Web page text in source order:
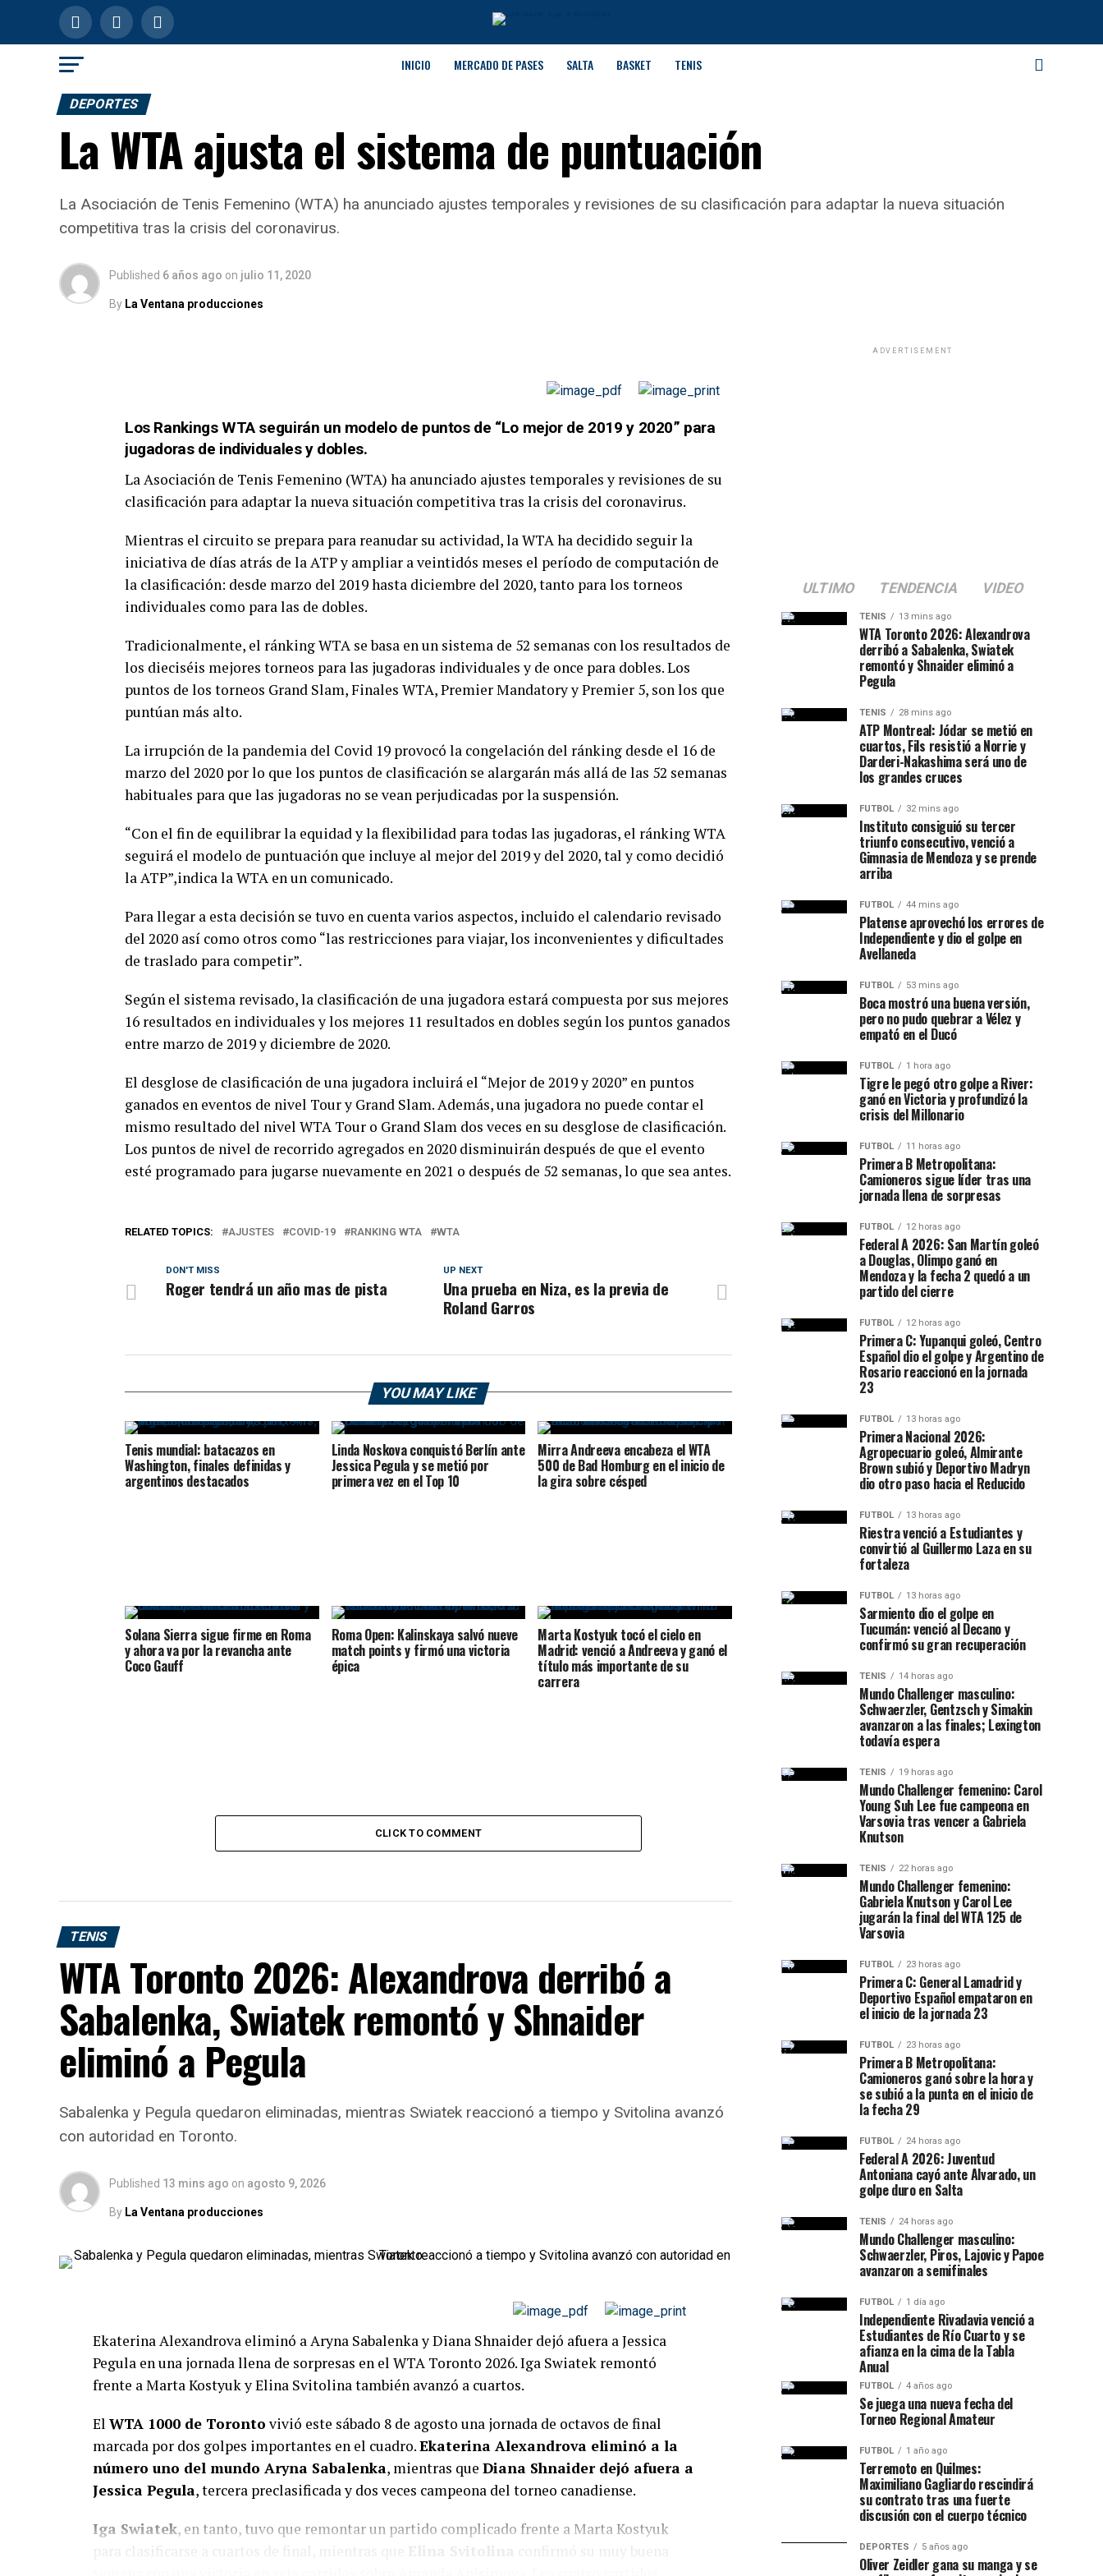
INICIO MERCADO DE PASES SALTA BASKET TENIS
DEPORTES
La WTA ajusta el sistema de puntuación
La Asociación de Tenis Femenino (WTA) ha anunciado ajustes temporales y revisiones de su clasificación para adaptar la nueva situación
competitiva tras la crisis del coronavirus.
Published 6 años ago on julio 11, 2020
By La Ventana producciones
Los Rankings WTA seguirán un modelo de puntos de “Lo mejor de 2019 y 2020” para
jugadoras de individuales y dobles.
La Asociación de Tenis Femenino (WTA) ha anunciado ajustes temporales y revisiones de su
clasificación para adaptar la nueva situación competitiva tras la crisis del coronavirus.
Mientras el circuito se prepara para reanudar su actividad, la WTA ha decidido seguir la
iniciativa de días atrás de la ATP y ampliar a veintidós meses el período de computación de
la clasificación: desde marzo del 2019 hasta diciembre del 2020, tanto para los torneos
individuales como para las de dobles.
Tradicionalmente, el ránking WTA se basa en un sistema de 52 semanas con los resultados de
los dieciséis mejores torneos para las jugadoras individuales y de once para dobles. Los
puntos de los torneos Grand Slam, Finales WTA, Premier Mandatory y Premier 5, son los que
puntúan más alto.
La irrupción de la pandemia del Covid 19 provocó la congelación del ránking desde el 16 de
marzo del 2020 por lo que los puntos de clasificación se alargarán más allá de las 52 semanas
habituales para que las jugadoras no se vean perjudicadas por la suspensión.
“Con el fin de equilibrar la equidad y la flexibilidad para todas las jugadoras, el ránking WTA
seguirá el modelo de puntuación que incluye al mejor del 2019 y del 2020, tal y como decidió
la ATP”,indica la WTA en un comunicado.
Para llegar a esta decisión se tuvo en cuenta varios aspectos, incluido el calendario revisado
del 2020 así como otros como “las restricciones para viajar, los inconvenientes y dificultades
de traslado para competir”.
Según el sistema revisado, la clasificación de una jugadora estará compuesta por sus mejores
16 resultados en individuales y los mejores 11 resultados en dobles según los puntos ganados
entre marzo de 2019 y diciembre de 2020.
El desglose de clasificación de una jugadora incluirá el “Mejor de 2019 y 2020” en puntos
ganados en eventos de nivel Tour y Grand Slam. Además, una jugadora no puede contar el
mismo resultado del nivel WTA Tour o Grand Slam dos veces en su desglose de clasificación.
Los puntos de nivel de recorrido agregados en 2020 disminuirán después de que el evento
esté programado para jugarse nuevamente en 2021 o después de 52 semanas, lo que sea antes.
RELATED TOPICS: AJUSTES COVID-19 RANKING WTA WTA
UP NEXT
Una prueba en Niza, es la previa de
Roland Garros
DON'T MISS
Roger tendrá un año mas de pista
YOU MAY LIKE
Tenis mundial: batacazos en
Washington, finales definidas y
argentinos destacados
Linda Noskova conquistó Berlín ante
Jessica Pegula y se metió por
primera vez en el Top 10
Mirra Andreeva encabeza el WTA
500 de Bad Homburg en el inicio de
la gira sobre césped
Solana Sierra sigue firme en Roma
y ahora va por la revancha ante
Coco Gauff
Roma Open: Kalinskaya salvó nueve
match points y firmó una victoria
épica
Marta Kostyuk tocó el cielo en
Madrid: venció a Andreeva y ganó el
título más importante de su
carrera
CLICK TO COMMENT
TENIS
WTA Toronto 2026: Alexandrova derribó a
Sabalenka, Swiatek remontó y Shnaider
eliminó a Pegula
Sabalenka y Pegula quedaron eliminadas, mientras Swiatek reaccionó a tiempo y Svitolina avanzó
con autoridad en Toronto.
Published 13 mins ago on agosto 9, 2026
By La Ventana producciones
Ekaterina Alexandrova eliminó a Aryna Sabalenka y Diana Shnaider dejó afuera a Jessica
Pegula en una jornada llena de sorpresas en el WTA Toronto 2026. Iga Swiatek remontó
frente a Marta Kostyuk y Elina Svitolina también avanzó a cuartos.
El WTA 1000 de Toronto vivió este sábado 8 de agosto una jornada de octavos de final
marcada por dos golpes importantes en el cuadro.Ekaterina Alexandrova eliminó a la
número uno del mundo Aryna Sabalenka, mientras que Diana Shnaider dejó afuera a
Jessica Pegula, tercera preclasificada y dos veces campeona del torneo canadiense.
Iga Swiatek, en tanto, tuvo que remontar un partido complicado frente a Marta Kostyuk
ADVERTISEMENT
ULTIMO TENDENCIA VIDEO
TENIS 13 mins ago
WTA Toronto 2026: Alexandrova
derribó a Sabalenka, Swiatek
remontó y Shnaider eliminó a
Pegula
TENIS 28 mins ago
ATP Montreal: Jódar se metió en
cuartos, Fils resistió a Norrie y
Darderi-Nakashima será uno de
los grandes cruces
FUTBOL 32 mins ago
Instituto consiguió su tercer
triunfo consecutivo, venció a
Gimnasia de Mendoza y se prende
arriba
FUTBOL 44 mins ago
Platense aprovechó los errores de
Independiente y dio el golpe en
Avellaneda
FUTBOL 53 mins ago
Boca mostró una buena versión,
pero no pudo quebrar a Vélez y
empató en el Ducó
FUTBOL 1 hora ago
Tigre le pegó otro golpe a River:
ganó en Victoria y profundizó la
crisis del Millonario
FUTBOL 11 horas ago
Primera B Metropolitana:
Camioneros sigue líder tras una
jornada llena de sorpresas
FUTBOL 12 horas ago
Federal A 2026: San Martín goleó
a Douglas, Olimpo ganó en
Mendoza y la fecha 2 quedó a un
partido del cierre
FUTBOL 12 horas ago
Primera C: Yupanqui goleó, Centro
Español dio el golpe y Argentino de
Rosario reaccionó en la jornada
23
FUTBOL 13 horas ago
Primera Nacional 2026:
Agropecuario goleó, Almirante
Brown subió y Deportivo Madryn
dio otro paso hacia el Reducido
FUTBOL 13 horas ago
Riestra venció a Estudiantes y
convirtió al Guillermo Laza en su
fortaleza
FUTBOL 13 horas ago
Sarmiento dio el golpe en
Tucumán: venció al Decano y
confirmó su gran recuperación
TENIS 14 horas ago
Mundo Challenger masculino:
Schwaerzler, Gentzsch y Simakin
avanzaron a las finales; Lexington
todavía espera
TENIS 19 horas ago
Mundo Challenger femenino: Carol
Young Suh Lee fue campeona en
Varsovia tras vencer a Gabriela
Knutson
TENIS 22 horas ago
Mundo Challenger femenino:
Gabriela Knutson y Carol Lee
jugarán la final del WTA 125 de
Varsovia
FUTBOL 23 horas ago
Primera C: General Lamadrid y
Deportivo Español empataron en
el inicio de la jornada 23
FUTBOL 23 horas ago
Primera B Metropolitana:
Camioneros ganó sobre la hora y
se subió a la punta en el inicio de
la fecha 29
FUTBOL 24 horas ago
Federal A 2026: Juventud
Antoniana cayó ante Alvarado, un
golpe duro en Salta
TENIS 24 horas ago
Mundo Challenger masculino:
Schwaerzler, Piros, Lajovic y Papoe
avanzaron a semifinales
FUTBOL 1 día ago
Independiente Rivadavia venció a
Estudiantes de Río Cuarto y se
afianza en la cima de la Tabla
Anual
FUTBOL 4 años ago
Se juega una nueva fecha del
Torneo Regional Amateur
FUTBOL 1 año ago
Terremoto en Quilmes:
Maximiliano Gagliardo rescindirá
su contrato tras una fuerte
discusión con el cuerpo técnico
DEPORTES 5 años ago
Oliver Zeidler gana su manga y se